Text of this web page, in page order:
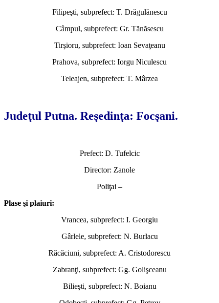
Filipeşti, subprefect: T. Drăgulănescu
Câmpul, subprefect: Gr. Tănăsescu
Tirşioru, subprefect: Ioan Sevaţeanu
Prahova, subprefect: Iorgu Niculescu
Teleajen, subprefect: T. Mârzea
Judeţul Putna. Reşedinţa: Focşani.
Prefect: D. Tufelcic
Director: Zanole
Poliţai –
Plase şi plaiuri:
Vrancea, subprefect: I. Georgiu
Gârlele, subprefect: N. Burlacu
Răcăciuni, subprefect: A. Cristodorescu
Zabranţi, subprefect: Gg. Golişceanu
Bilieşti, subprefect: N. Boianu